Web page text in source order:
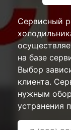
Сервисный
на базе
Выбор
клиента.
нужным
устранения